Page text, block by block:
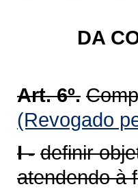
DA
Art. 6º.
(Revogado
I - definir
atendendo à